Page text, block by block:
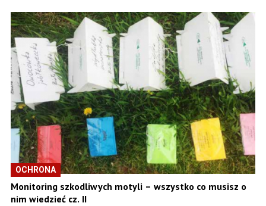
OCHRONA
Monitoring szkodliwych motyli – wszystko co musisz o
nim wiedzieć cz. II